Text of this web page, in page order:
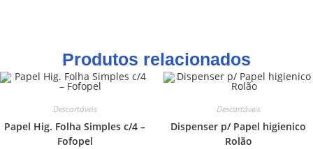
Produtos relacionados
Descartáveis
Papel Hig. Folha Simples c/4 –
Fofopel
Descartáveis
Dispenser p/ Papel higienico
Rolão